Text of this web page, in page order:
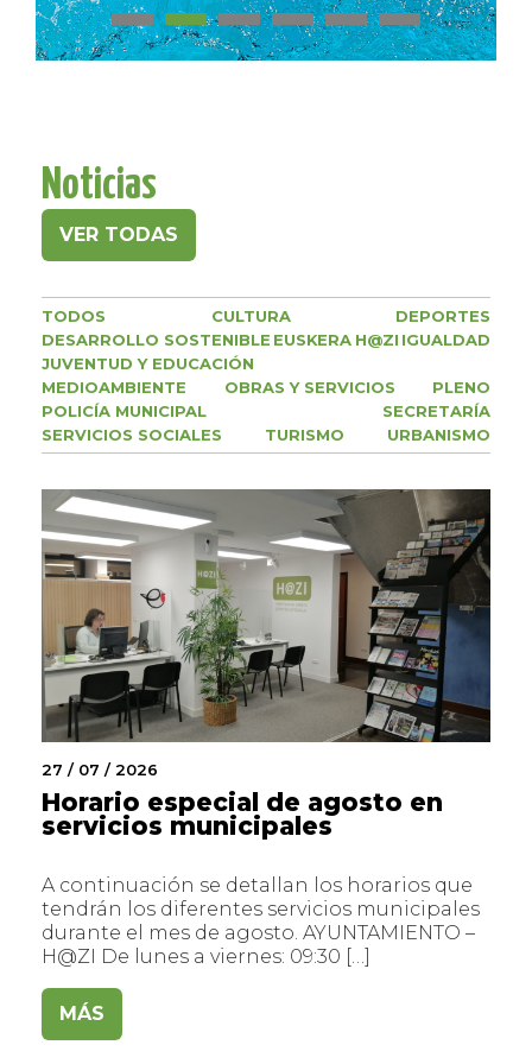
Noticias
VER TODAS
TODOS CULTURA
DEPORTES
DESARROLLO SOSTENIBLE EUSKERA H@ZI IGUALDAD
JUVENTUD Y EDUCACIÓN
MEDIOAMBIENTE
OBRAS Y SERVICIOS
PLENO
POLICÍA MUNICIPAL
SECRETARÍA
SERVICIOS SOCIALES
TURISMO URBANISMO
27 / 07 / 2026
Horario especial de agosto en
servicios municipales
A continuación se detallan los horarios que
tendrán los diferentes servicios municipales
durante el mes de agosto. AYUNTAMIENTO –
H@ZI De lunes a viernes: 09:30 […]
MÁS